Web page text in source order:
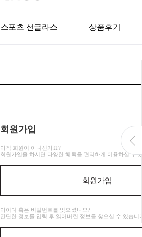
스포츠 선글라스
상품후기
회원가입
아직 회원이 아니신가요?
회원가입을 하시면 다양한 혜택을 편리하게 이용하실 수
회원가입
아이디 혹은 비밀번호를 잊으셨나요?
간단한 정보를 입력 후 잃어버린 정보를 찾으실 수 있습니